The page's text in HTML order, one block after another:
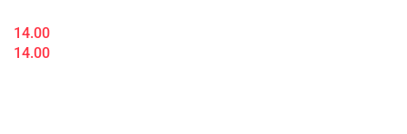
14.00
14.00